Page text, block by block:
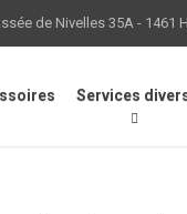
de Nivelles 35A - 1461
Services
de protection